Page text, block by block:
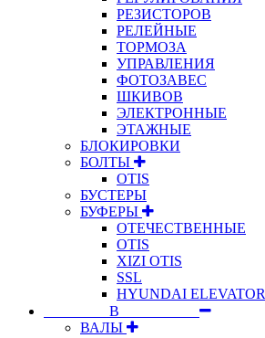
РЕЗИСТОРОВ
РЕЛЕЙНЫЕ
ТОРМОЗА
УПРАВЛЕНИЯ
ФОТОЗАВЕС
ШКИВОВ
ЭЛЕКТРОННЫЕ
ЭТАЖНЫЕ
БЛОКИРОВКИ
БОЛТЫ
OTIS
БУСТЕРЫ
БУФЕРЫ
ОТЕЧЕСТВЕННЫЕ
OTIS
XIZI OTIS
SSL
HYUNDAI ELEVATOR
⠀⠀⠀⠀⠀⠀В⠀⠀⠀⠀⠀⠀⠀
ВАЛЫ